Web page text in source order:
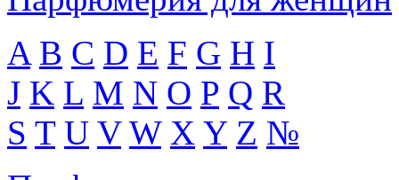
A B C D E F G H I
J K L M N O P Q R
S T U V W X Y Z №